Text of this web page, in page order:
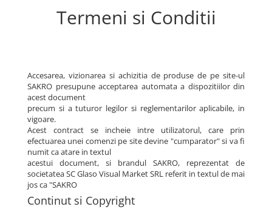
Bratari de picior
Bratari
Coliere
Termeni si Conditii
Accesarea, vizionarea si achizitia de produse de pe site-ul
SAKRO presupune acceptarea automata a dispozitiilor din
acest document
precum si a tuturor legilor si reglementarilor aplicabile, in
vigoare.
Acest contract se incheie intre utilizatorul, care prin
efectuarea unei comenzi pe site devine "cumparator" si va fi
numit ca atare in textul
acestui document, si brandul SAKRO, reprezentat de
societatea SC Glaso Visual Market SRL referit in textul de mai
jos ca "SAKRO
Continut si Copyright